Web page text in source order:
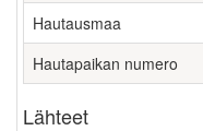
Hautausmaa
Hautapaikan numero
Lähteet